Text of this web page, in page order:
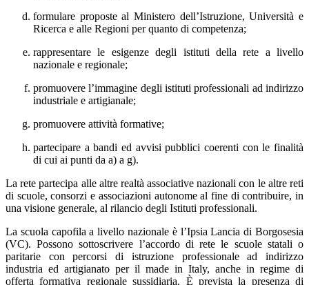
formulare proposte al Ministero dell’Istruzione, Università e
Ricerca e alle Regioni per quanto di competenza;
rappresentare le esigenze degli istituti della rete a livello
nazionale e regionale;
promuovere l’immagine degli istituti professionali ad indirizzo
industriale e artigianale;
promuovere attività formative;
partecipare a bandi ed avvisi pubblici coerenti con le finalità
di cui ai punti da a) a g).
La rete partecipa alle altre realtà associative nazionali con le altre reti
di scuole, consorzi e associazioni autonome al fine di contribuire, in
una visione generale, al rilancio degli Istituti professionali.
La scuola capofila a livello nazionale è l’Ipsia Lancia di Borgosesia
(VC). Possono sottoscrivere l’accordo di rete le scuole statali o
paritarie con percorsi di istruzione professionale ad indirizzo
industria ed artigianato per il made in Italy, anche in regime di
offerta formativa regionale sussidiaria. È prevista la presenza di